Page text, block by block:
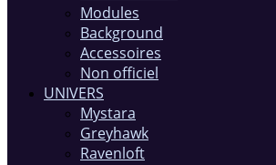
Modules
Background
Accessoires
Non officiel
UNIVERS
Mystara
Greyhawk
Ravenloft